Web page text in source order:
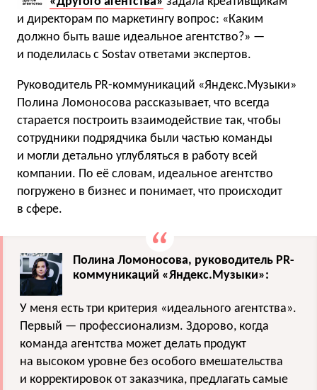
и директорам по маркетингу вопрос: «Каким
должно быть ваше идеальное агентство?» —
и поделилась с Sostav ответами экспертов.
Руководитель PR-коммуникаций «Яндекс.Музыки»
Полина Ломоносова рассказывает, что всегда
старается построить взаимодействие так, чтобы
сотрудники подрядчика были частью команды
и могли детально углубляться в работу всей
компании. По её словам, идеальное агентство
погружено в бизнес и понимает, что происходит
в сфере.
Полина Ломоносова, руководитель PR-
коммуникаций «Яндекс.Музыки»:
У меня есть три критерия «идеального агентства».
Первый — профессионализм. Здорово, когда
команда агентства может делать продукт
на высоком уровне без особого вмешательства
и корректировок от заказчика, предлагать самые